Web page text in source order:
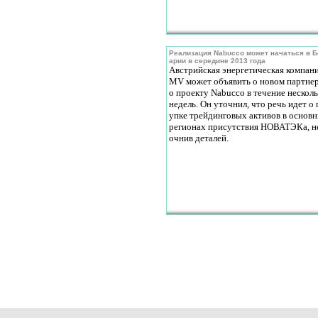
Реализация Nabucco может начаться в
арии в середине 2013 года
Австрийская энергетическая
MV может объявить о новом
о проекту Nabucco в течение
недель. Он уточнил, что речь идет о
упке трейдинговых активов в
регионах присутствия НОВАТЭКа,
очнив деталей.